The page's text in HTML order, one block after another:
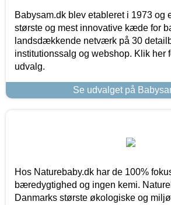
Babysam.dk blev etableret i 1973 og
største og mest innovative kæde for
landsdækkende netværk på 30
institutionssalg og webshop. Klik her
udvalg.
Se udvalget på
Hos Naturebaby.dk har de 100%
bæredygtighed og ingen kemi.
Danmarks største økologiske og